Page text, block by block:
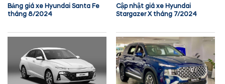
Bảng giá xe Hyundai Santa Fe
tháng 8/2024
Cập nhật giá xe Hyundai
Stargazer X tháng 7/2024